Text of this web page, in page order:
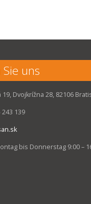
uns
19, Dvojkrížna 28, 82106
243 139
bis Donnerstag 9:00 –